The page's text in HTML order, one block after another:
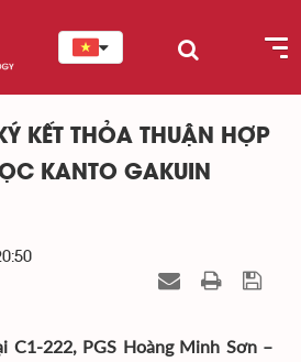
KẾT THỎA THUẬN HỢP
KANTO GAKUIN
C1-222, PGS Hoàng Minh Sơn –